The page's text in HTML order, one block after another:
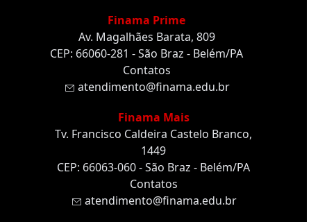
Finama Prime
Av. Magalhães Barata, 809
CEP: 66060-281 - São Braz - Belém/PA
Contatos
atendimento@finama.edu.br
Finama Mais
Tv. Francisco Caldeira Castelo Branco,
1449
CEP: 66063-060 - São Braz - Belém/PA
Contatos
atendimento@finama.edu.br